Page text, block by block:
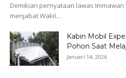
Demikian pernyataan lawas
menjabat Wakil...
Kabin Mobil
Pohon Saat
Januari 14, 2026